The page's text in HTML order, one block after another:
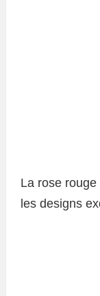
La rose
les designs